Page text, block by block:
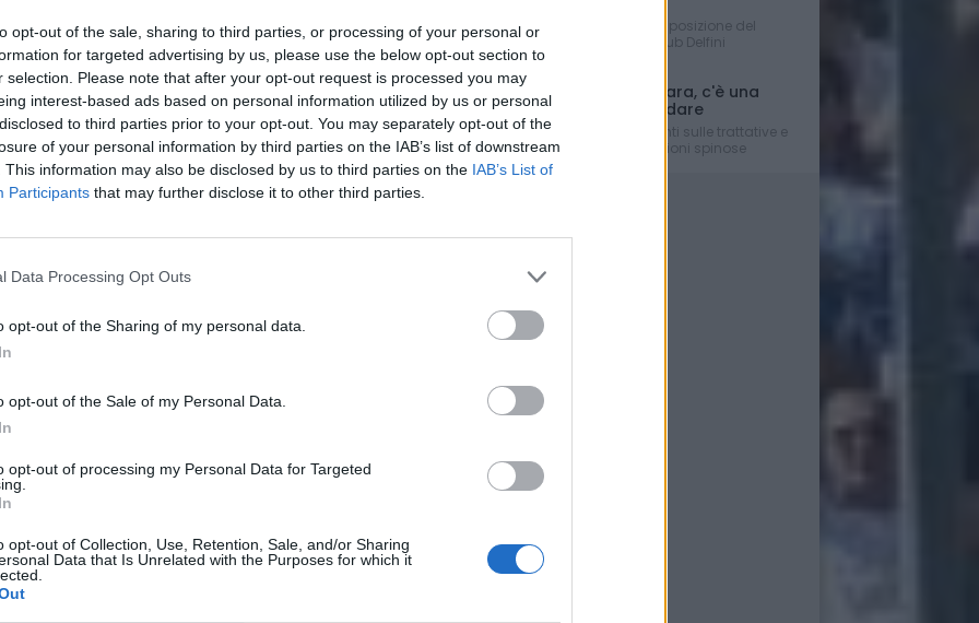
opt-out of the sale, sharing to third parties, or processing of your personal or
for targeted advertising by us, please use the below opt-out section to
selection. Please note that after your opt-out request is processed you may
interest-based ads based on personal information utilized by us or personal
to third parties prior to your opt-out. You may separately opt-out of the
of your personal information by third parties on the IAB’s list of downstream
This information may also be disclosed by us to third parties on the IAB’s List of
Participants that may further disclose it to other third parties.
Data Processing Opt Outs
opt-out of the Sharing of my personal data.
opt-out of the Sale of my Personal Data.
opt-out of processing my Personal Data for Targeted
opt-out of Collection, Use, Retention, Sale, and/or Sharing
Data that Is Unrelated with the Purposes for which it
ma ci sono 10 finali per andare al meglio ai
per tutto ciò che ci gira intorno, per il nostro
a Cerignola a fare i 3 punti”
La dura presa di posizione del
Presidente del Club Delfini
Mercato Pescara, c'è una
difesa da blindare
Gli aggiornamenti sulle trattative e
su alcune situazioni spinose